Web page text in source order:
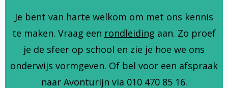
Je bent van harte welkom om met ons kennis
te maken. Vraag een rondleiding aan. Zo proef
je de sfeer op school en zie je hoe we ons
onderwijs vormgeven. Of bel voor een afspraak
naar Avonturijn via 010 470 85 16.